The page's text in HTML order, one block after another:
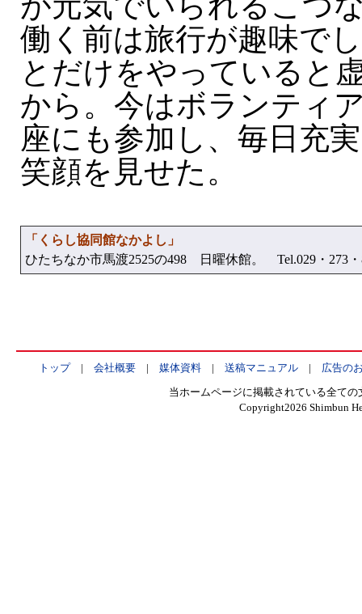
働く前は旅行が趣味で
とだけをやっていると
から。今はボランティ
座にも参加し、毎日充
笑顔を見せた。
「くらし協同館なかよし」
ひたちなか市馬渡2525の498 日曜休館。 Tel.029・273・
トップ| 会社概要| 媒体資料| 送稿マニュアル| 広告の
当ホームページに掲載されている全て
Copyright2026 Shimbun